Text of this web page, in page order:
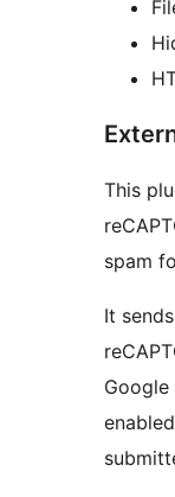
This
spam
It
Google